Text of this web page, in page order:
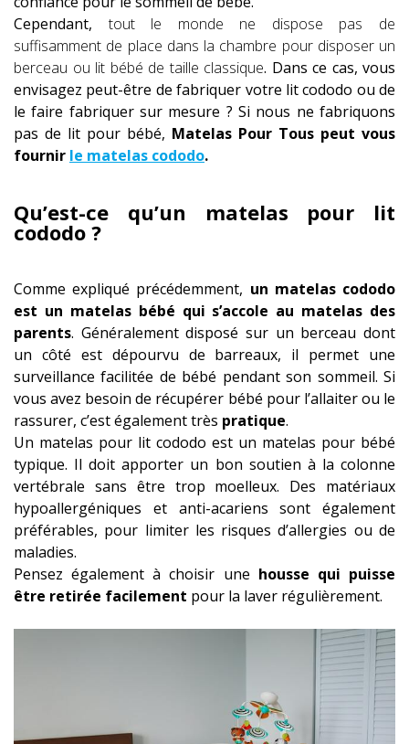
Cependant,
tout le monde ne dispose pas de
suffisamment de place dans la chambre pour disposer un
berceau ou lit bébé de taille classique. Dans ce cas, vous
envisagez peut-être de fabriquer votre lit cododo ou de
le faire fabriquer sur mesure ? Si nous ne fabriquons
pas de lit pour bébé, Matelas Pour Tous peut vous
fournir le matelas cododo.
Qu’est-ce qu’un matelas pour lit
cododo ?
Comme expliqué précédemment, un matelas cododo
est un matelas bébé qui s’accole au matelas des
parents. Généralement disposé sur un berceau dont
un côté est dépourvu de barreaux, il permet une
surveillance facilitée de bébé pendant son sommeil. Si
vous avez besoin de récupérer bébé pour l’allaiter ou le
rassurer, c’est également très pratique.
Un matelas pour lit cododo est un matelas pour bébé
typique. Il doit apporter un bon soutien à la colonne
vertébrale sans être trop moelleux. Des matériaux
hypoallergéniques et anti-acariens sont également
préférables, pour limiter les risques d’allergies ou de
maladies.
Pensez également à choisir une housse qui puisse
être retirée facilement pour la laver régulièrement.